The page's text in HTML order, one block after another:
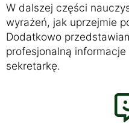
W dalszej części
wyrażeń, jak uprzejmie
Dodatkowo
profesjonalną
sekretarkę.